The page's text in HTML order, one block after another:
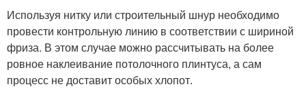
Используя нитку или строительный шнур необходимо
провести контрольную линию в соответствии с шириной
фриза. В этом случае можно рассчитывать на более
ровное наклеивание потолочного плинтуса, а сам
процесс не доставит особых хлопот.